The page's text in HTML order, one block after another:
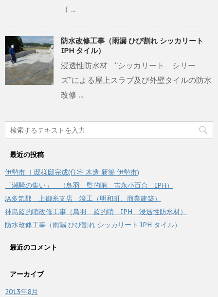
（ ...
防水改修工事（雨漏 ひび割れ シッカリート
IPH タイル）
浸透性防水材 “シッカリート シリー
ズ”による屋上スラブ及び外壁タイルの防水
改修 ...
最近の投稿
伊勢市 Ｉ邸様邸完成(住宅 木造 新築 伊勢市)
「潮騒の集い」 （鳥羽 監的哨 吉永小百合 IPH）
JA多気郡 上御糸支店 竣工（明和町、商業建築）
神島監的哨改修工事（鳥羽 監的哨 IPH 浸透性防水材）
防水改修工事（雨漏 ひび割れ シッカリート IPH タイル）
最近のコメント
アーカイブ
2013年8月